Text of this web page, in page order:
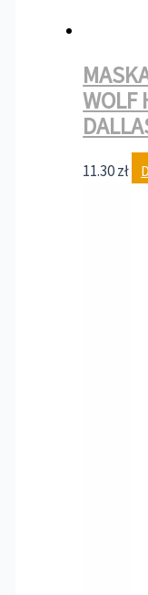
WOLF
11.30zł